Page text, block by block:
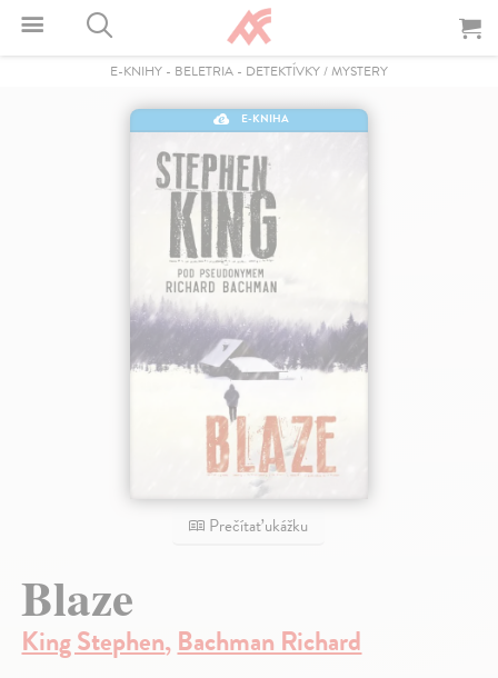
E-KNIHY - BELETRIA - DETEKTÍVKY / MYSTERY
E-KNIHA
Prečítať ukážku
Blaze
King Stephen,Bachman Richard